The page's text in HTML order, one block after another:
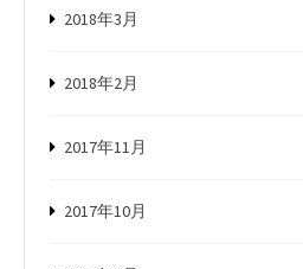
2018年3月
2018年2月
2017年11月
2017年10月